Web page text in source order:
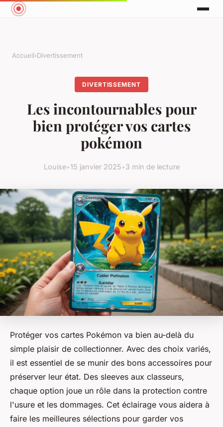
Accueil›Divertissement
DIVERTISSEMENT
Les incontournables pour
bien protéger vos cartes
pokémon
Louise•15 janvier 2025•3 min de lecture
Protéger vos cartes Pokémon va bien au-delà du
simple plaisir de collectionner. Avec des choix variés,
il est essentiel de se munir des bons accessoires pour
préserver leur état. Des sleeves aux classeurs,
chaque option joue un rôle dans la protection contre
l'usure et les dommages. Cet éclairage vous aidera à
faire les meilleures sélections pour garder vos